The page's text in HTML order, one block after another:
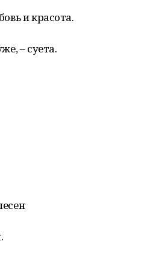
и красота.
– суета.